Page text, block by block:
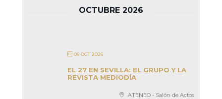
OCTUBRE 2026
06 OCT 2026
EL 27 EN SEVILLA: EL GRUPO Y LA
REVISTA MEDIODÍA
ATENEO - Salón de Actos